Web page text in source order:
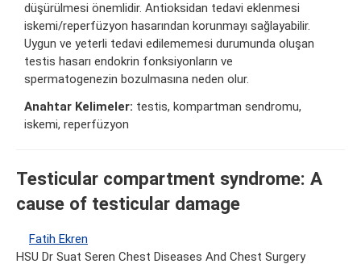
düşürülmesi önemlidir. Antioksidan tedavi eklenmesi
iskemi/reperfüzyon hasarından korunmayı sağlayabilir.
Uygun ve yeterli tedavi edilememesi durumunda oluşan
testis hasarı endokrin fonksiyonların ve
spermatogenezin bozulmasına neden olur.
Anahtar Kelimeler: testis, kompartman sendromu,
iskemi, reperfüzyon
Testicular compartment syndrome: A
cause of testicular damage
Fatih Ekren
HSU Dr Suat Seren Chest Diseases And Chest Surgery